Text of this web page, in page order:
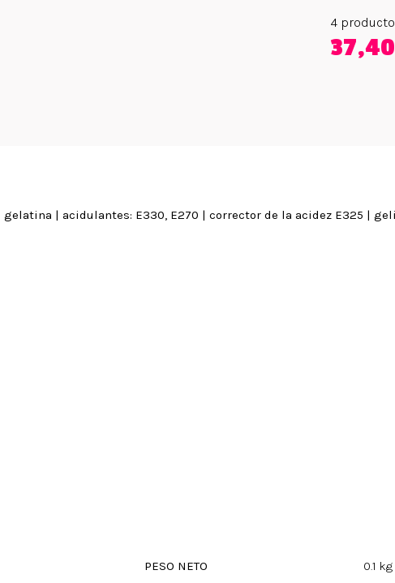
4
| acidulantes: E330, E270 | corrector de la acidez E325 |
PESO NETO 0.1 kg